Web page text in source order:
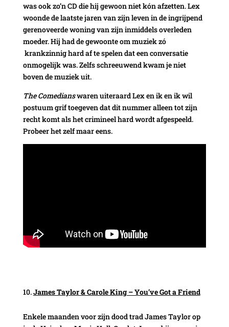
was ook zo’n CD die hij gewoon niet kón afzetten. Lex
woonde de laatste jaren van zijn leven in de ingrijpend
gerenoveerde woning van zijn inmiddels overleden
moeder. Hij had de gewoonte om muziek zó
krankzinnig hard af te spelen dat een conversatie
onmogelijk was. Zelfs schreeuwend kwam je niet
boven de muziek uit.
The Comedianswaren uiteraard Lex en ik en ik wil
postuum grif toegeven dat dit nummer alleen tot zijn
recht komt als het crimineel hard wordt afgespeeld.
Probeer het zelf maar eens.
James Taylor & Carole King – You’ve Got a Friend
Enkele maanden voor zijn dood trad James Taylor op